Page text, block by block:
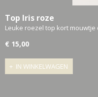
Top Iris roze
Leuke roezel top kort
€ 15,00
IN WINKELWAGEN